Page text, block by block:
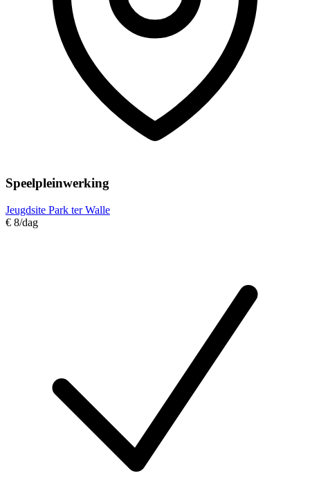
Speelpleinwerking
Jeugdsite Park ter Walle
€ 8/dag